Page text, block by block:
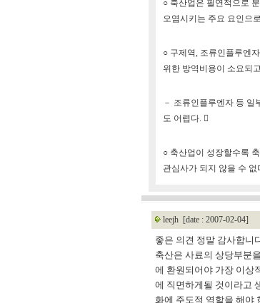
○ 축산업은 필연적으로
오염시키는 주요 요인으
○ 구제역, 조류인플루엔
위한 방역비용이 소요되
－ 조류인플루엔자 등 일
도 어렵다. 
○ 축산업이 성장할수록
관심사가 되지 않을 수 없
leejh [date : 2007-02-04]
좋은 의견 정말 감사합니
축산은 사료의 상당부분
에 환원되어야 가장 이상
에 직면하게될 것이라고
화에 주도적 역할을 해야